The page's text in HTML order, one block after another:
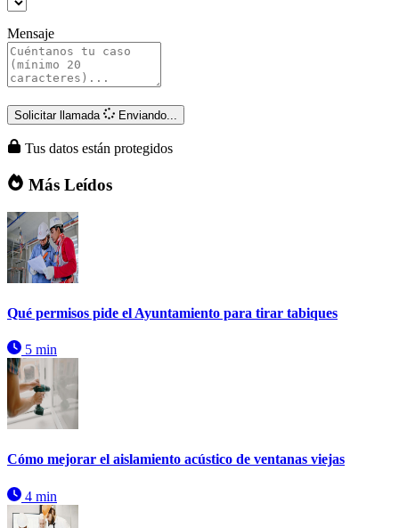
Mensaje
Solicitar llamada Enviando...
Tus datos están protegidos
Más Leídos
Qué permisos pide el Ayuntamiento para tirar tabiques
5 min
Cómo mejorar el aislamiento acústico de ventanas viejas
4 min